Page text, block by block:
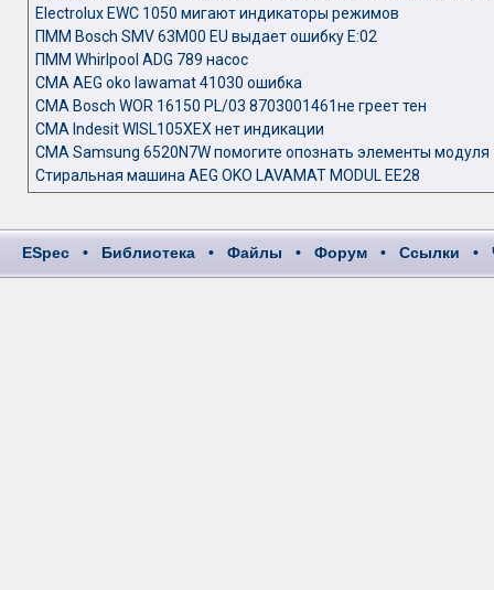
Electrolux EWC 1050 мигают индикаторы режимов
ПММ Bosch SMV 63M00 EU выдает ошибку Е:02
ПММ Whirlpool ADG 789 насос
СМА AEG oko lawamat 41030 ошибка
СМА Bosch WOR 16150 PL/03 8703001461не греет тен
СМА Indesit WISL105XEX нет индикации
СМА Samsung 6520N7W помогите опознать элементы модуля
Стиральная машина AEG OKO LAVAMAT MODUL EE28
ESpec • Библиотека • Файлы • Форум • Ссылки •